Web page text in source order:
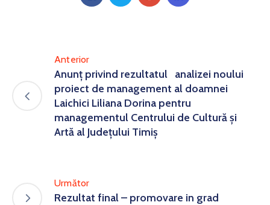
Anterior
Anunț privind rezultatul analizei noului
proiect de management al doamnei
Laichici Liliana Dorina pentru
managementul Centrului de Cultură și
Artă al Județului Timiș
Următor
Rezultat final – promovare in grad